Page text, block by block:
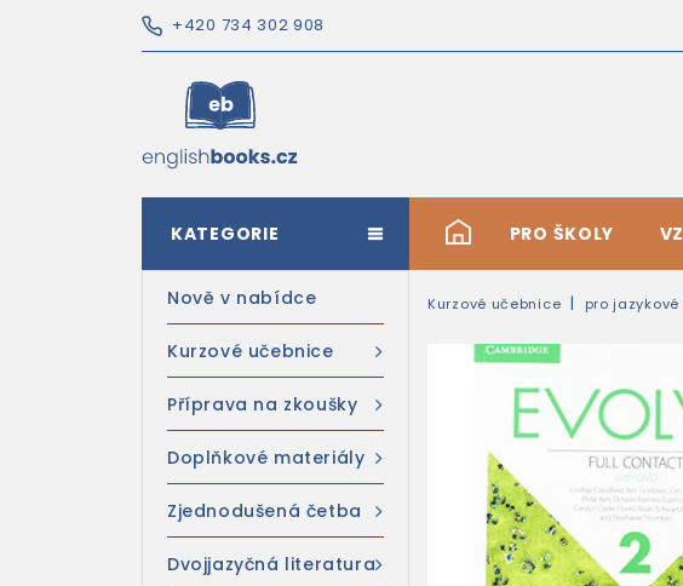
+420 734 302 908
# PRO ŠKOLY
KATEGORIE
Nově v nabídce
Kurzové učebnice
Příprava na zkoušky
Doplňkové materiály
Zjednodušená četba
Dvojjazyčná literatura
Kurzové učebnice pro